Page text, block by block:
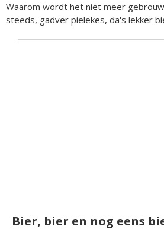
Waarom wordt het niet meer
steeds, gadver pielekes, da's lekker
Bier, bier en nog eens